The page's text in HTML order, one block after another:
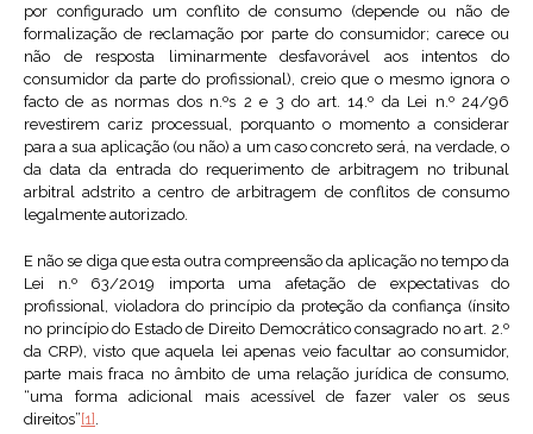
por configurado um conflito de consumo (depende ou não de
formalização de reclamação por parte do consumidor; carece ou
não de resposta liminarmente desfavorável aos intentos do
consumidor da parte do profissional), creio que o mesmo ignora o
facto de as normas dos n.ºs 2 e 3 do art. 14.º da Lei n.º 24/96
revestirem cariz processual, porquanto o momento a considerar
para a sua aplicação (ou não) a um caso concreto será, na verdade, o
da data da entrada do requerimento de arbitragem no tribunal
arbitral adstrito a centro de arbitragem de conflitos de consumo
legalmente autorizado.
E não se diga que esta outra compreensão da aplicação no tempo da
Lei n.º 63/2019 importa uma afetação de expectativas do
profissional, violadora do princípio da proteção da confiança (ínsito
no princípio do Estado de Direito Democrático consagrado no art. 2.º
da CRP), visto que aquela lei apenas veio facultar ao consumidor,
parte mais fraca no âmbito de uma relação jurídica de consumo,
“uma forma adicional mais acessível de fazer valer os seus
direitos” [1] .